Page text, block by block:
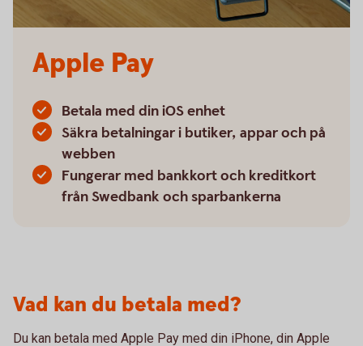
Apple Pay
Betala med din iOS enhet
Säkra betalningar i butiker, appar och på
webben
Fungerar med bankkort och kreditkort
från Swedbank och sparbankerna
Vad kan du betala med?
Du kan betala med Apple Pay med din iPhone, din Apple